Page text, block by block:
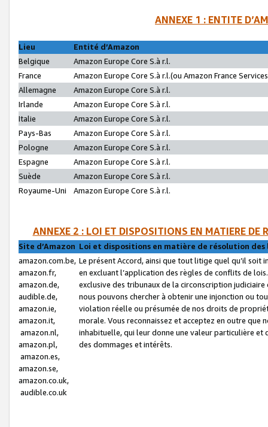
ANNEXE 1 : ENTITE
Lieu
Entité d’Amazon
Belgique
Amazon Europe Core S.à r.l.
France
Amazon Europe Core S.à r.l.(ou Amazon France
Allemagne
Amazon Europe Core S.à r.l.
Irlande
Amazon Europe Core S.à r.l.
Italie
Amazon Europe Core S.à r.l.
Pays-Bas
Amazon Europe Core S.à r.l.
Pologne
Amazon Europe Core S.à r.l.
Espagne
Amazon Europe Core S.à r.l.
Suède
Amazon Europe Core S.à r.l.
Royaume-Uni
Amazon Europe Core S.à r.l.
ANNEXE 2 : LOI ET DISPOSITIONS EN MATIERE DE
Site d’Amazon Loi et dispositions en matière de résolution
amazon.com.be,
amazon.fr,
amazon.de,
audible.de,
amazon.ie,
amazon.it,
amazon.nl,
amazon.pl,
amazon.es,
amazon.se,
amazon.co.uk,
audible.co.uk
Le présent Accord, ainsi que tout litige quel qu’il soit
en excluant l’application des règles de conflits de
exclusive des tribunaux de la circonscription
nous pouvons chercher à obtenir une injonction ou
violation réelle ou présumée de nos droits de
morale. Vous reconnaissez et acceptez en outre que
inhabituelle, qui leur donne une valeur particulière
des dommages et intérêts.